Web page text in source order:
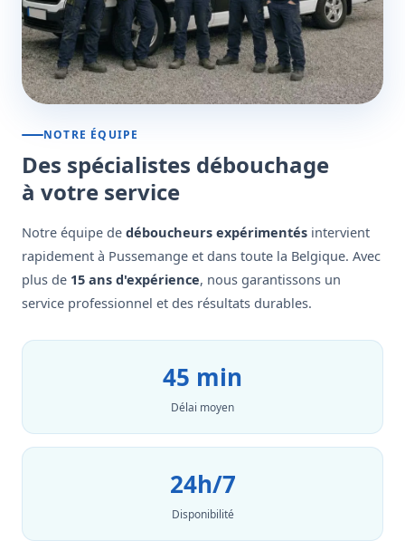
NOTRE ÉQUIPE
Des spécialistes débouchage
à votre service
Notre équipe de déboucheurs expérimentés intervient
rapidement à Pussemange et dans toute la Belgique. Avec
plus de 15 ans d'expérience, nous garantissons un
service professionnel et des résultats durables.
45 min
Délai moyen
24h/7
Disponibilité